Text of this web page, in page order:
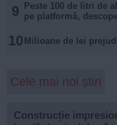
9
Peste 100 de litri de
pe platformă,
10 Milioane de lei
Cele mai noi știri
Construcție